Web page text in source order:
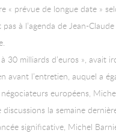
« prévue de longue date »
à l’agenda de Jean-
30 milliards d’euros », avait
avant l’entretien, auquel a
européens,
la semaine
significative, Michel